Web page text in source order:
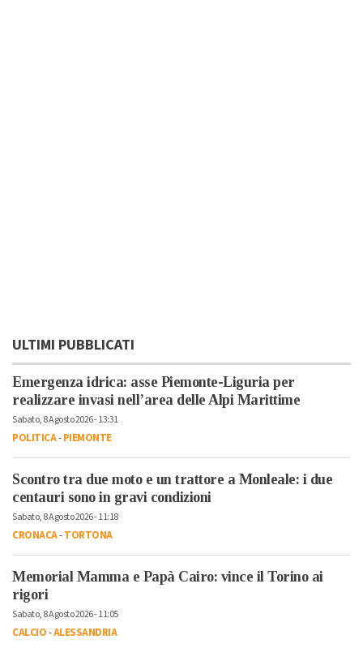
ULTIMI PUBBLICATI
Emergenza idrica: asse Piemonte-Liguria per
realizzare invasi nell’area delle Alpi Marittime
Sabato, 8 Agosto 2026 - 13:31
POLITICA-PIEMONTE
Scontro tra due moto e un trattore a Monleale: i due
centauri sono in gravi condizioni
Sabato, 8 Agosto 2026 - 11:18
CRONACA-TORTONA
Memorial Mamma e Papà Cairo: vince il Torino ai
rigori
Sabato, 8 Agosto 2026 - 11:05
CALCIO-ALESSANDRIA